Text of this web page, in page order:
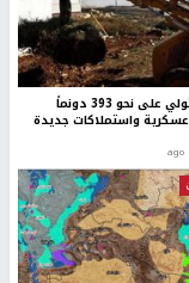
الاحتلال يستولي على نحو 393 دونماً
عسكرية واستملاكات جديدة